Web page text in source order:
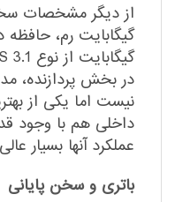
در بخش پردازنده،
نیست اما یکی از
داخلی هم با وجود
عملکرد آنها بسیار
باتری و سخن پایانی